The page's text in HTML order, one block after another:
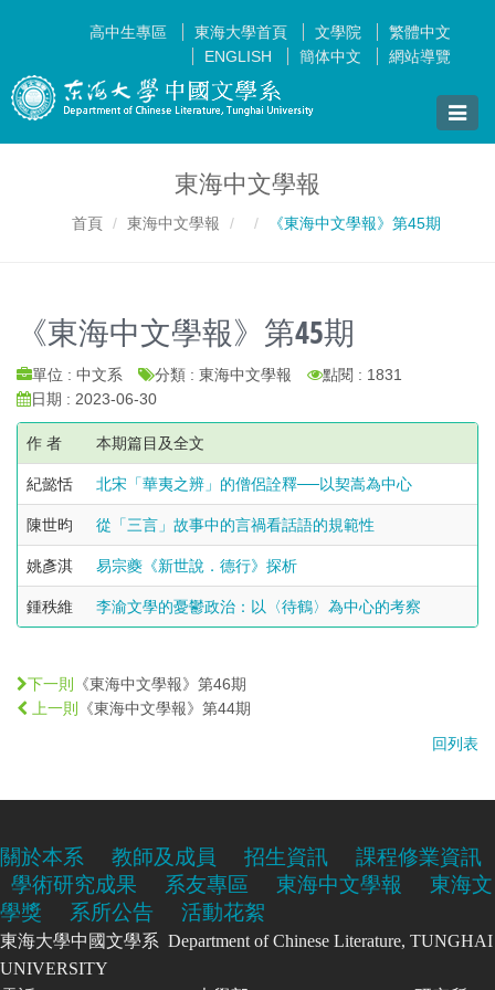
高中生專區 東海大學首頁 文學院
繁體中文
ENGLISH
簡体中文 網站導覽
Toggle
東海中文學報
首頁 東海中文學報 《東海中文學報》第45期
《東海中文學報》第45期
單位 : 中文系 分類 : 東海中文學報
點閱 : 1831
日期 : 2023-06-30
作 者 本期篇目及全文
紀懿恬 北宋「華夷之辨」的僧侶詮釋──以契嵩為中心
陳世昀 從「三言」故事中的言禍看話語的規範性
姚彥淇 易宗夔《新世說．德行》探析
鍾秩維 李渝文學的憂鬱政治：以〈待鶴〉為中心的考察
下一則 《東海中文學報》第46期
上一則
《東海中文學報》第44期
回列表
關於本系 教師及成員 招生資訊
課程修業資訊
學術研究成果
系友專區 東海中文學報
東海文
學獎
系所公告 活動花絮
東海大學中國文學系 Department of Chinese Literature, TUNGHAI
UNIVERSITY